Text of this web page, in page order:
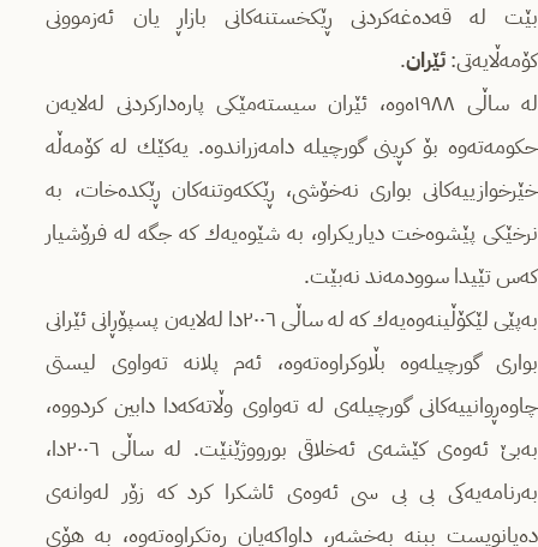
بێت له‌ قه‌ده‌غه‌كردنی ڕێكخستنه‌كانی بازاڕ یان ئه‌زموونی
كۆمه‌ڵایه‌تی:ئێران.
له‌ ساڵی ١٩٨٨ه‌وه‌، ئێران سیسته‌مێكی پاره‌داركردنی له‌لایه‌‌ن
حكومه‌ته‌وه‌ بۆ كڕینی گورچیله‌ دامه‌زراندوه‌. یه‌كێك له‌ كۆمه‌ڵه‌
خێرخوازییه‌كانی بواری نه‌خۆشی، ڕێككه‌وتنه‌كان ڕێكده‌خات، به‌
نرخێكی پێشوه‌خت دیاریكراو، به‌ شێوه‌یه‌ك كه‌ جگه‌ له‌ فرۆشیار
كه‌س تێیدا سوودمه‌ند نه‌بێت.
به‌پێی لێكۆڵینه‌وه‌یه‌ك كه‌ له‌ ساڵی ٢٠٠٦دا له‌لایه‌ن پسپۆڕانی ئێرانی
بواری گورچیله‌وه‌ بڵاوكراوه‌ته‌وه‌، ئه‌م پلانه‌ ته‌واوی لیستی
چاوه‌ڕوانییه‌كانی گورچیله‌ی له‌ ته‌واوی وڵاته‌كه‌دا دابین كردووه‌،
به‌بێ ئه‌وه‌ی كێشه‌ی ئه‌خلاقی بورووژێنێت. له‌ ساڵی ٢٠٠٦دا،
به‌رنامه‌یه‌كی بی بی سی ئه‌وه‌ی ئاشكرا كرد كه‌ زۆر له‌وانه‌ی
ده‌یانویست ببنه‌ به‌خشه‌ر، داواكه‌یان ڕه‌تكراوه‌ته‌وه‌،‌ به‌ هۆی